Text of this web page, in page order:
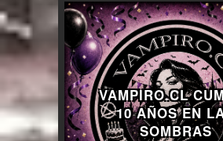
VAMPIRO.CL
10 AÑOS EN
SOMBRAS